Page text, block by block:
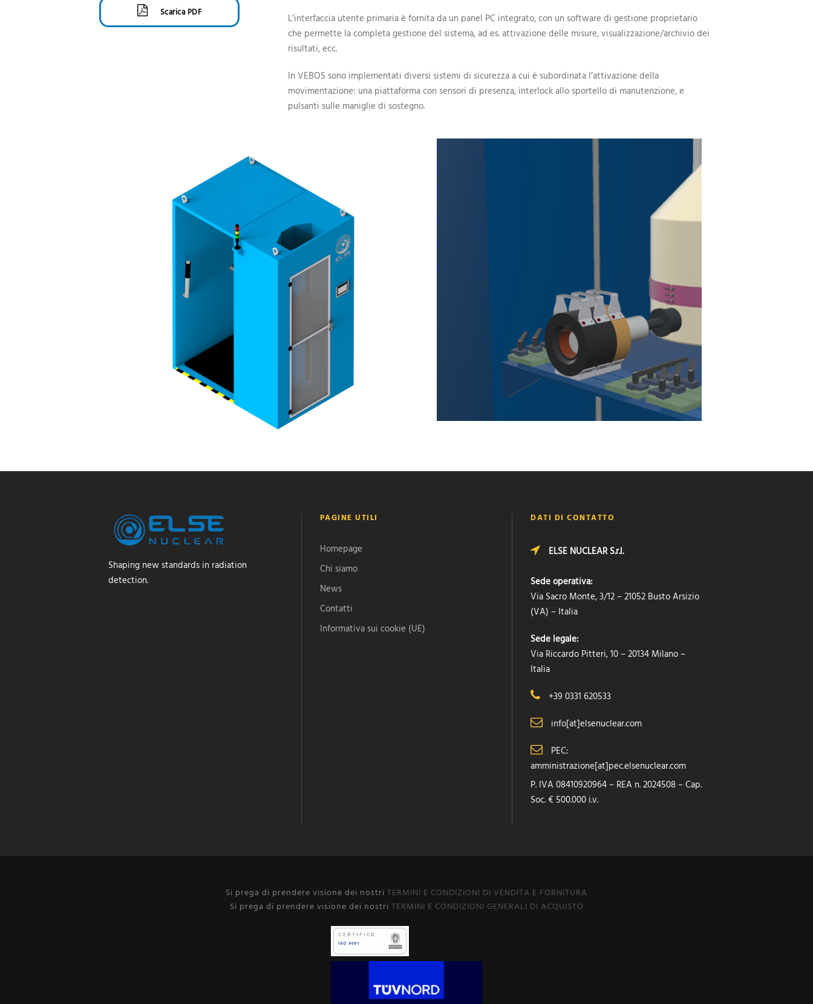
Scarica PDF
L’interfaccia utente primaria è fornita da un panel PC integrato, con un software di gestione proprietario
che permette la completa gestione del sistema, ad es. attivazione delle misure, visualizzazione/archivio dei
risultati, ecc.
In VEBOS sono implementati diversi sistemi di sicurezza a cui è subordinata l’attivazione della
movimentazione: una piattaforma con sensori di presenza, interlock allo sportello di manutenzione, e
pulsanti sulle maniglie di sostegno.
Shaping new standards in radiation
detection.
PAGINE UTILI
Homepage
Chi siamo
News
Contatti
Informativa sui cookie (UE)
DATI DI CONTATTO
ELSE NUCLEAR S.r.l.
Sede operativa:
Via Sacro Monte, 3/12 – 21052 Busto Arsizio
(VA) – Italia
Sede legale:
Via Riccardo Pitteri, 10 – 20134 Milano –
Italia
+39 0331 620533
info[at]elsenuclear.com
PEC:
amministrazione[at]pec.elsenuclear.com
P. IVA 08410920964 – REA n. 2024508 – Cap.
Soc. € 500.000 i.v.
Si prega di prendere visione dei nostri TERMINI E CONDIZIONI DI VENDITA E FORNITURA
Si prega di prendere visione dei nostri TERMINI E CONDIZIONI GENERALI DI ACQUISTO